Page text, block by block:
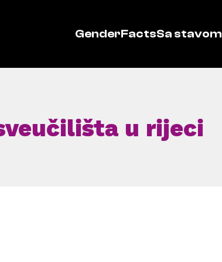
GenderFactsSa stavom
u rijeci